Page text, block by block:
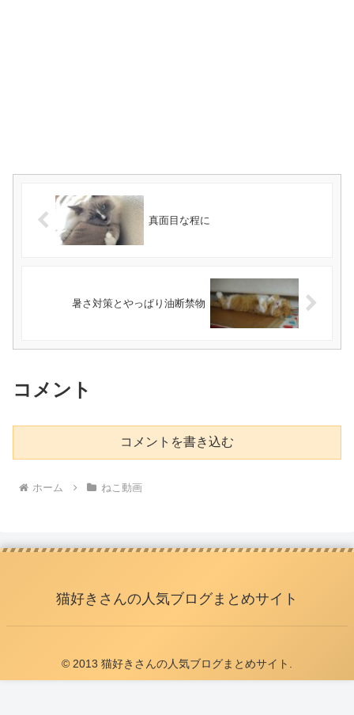
真面目な程に
暑さ対策とやっぱり油断禁物
コメント
コメントを書き込む
ホーム ねこ動画
猫好きさんの人気ブログまとめサイト
© 2013 猫好きさんの人気ブログまとめサイト.